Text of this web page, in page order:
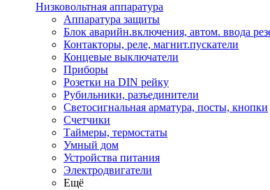
Низковольтная аппаратура
Аппаратура защиты
Блок аварийн.включения, автом. ввода
Контакторы, реле, магнит.пускатели
Концевые выключатели
Приборы
Розетки на DIN рейку
Рубильники, разъединители
Светосигнальная арматура, посты, кнопки
Счетчики
Таймеры, термостаты
Умный дом
Устройства питания
Электродвигатели
Ещё